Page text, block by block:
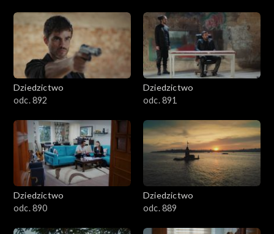
Dziedzictwo
odc. 892
Dziedzictwo
odc. 891
Dziedzictwo
odc. 890
Dziedzictwo
odc. 889